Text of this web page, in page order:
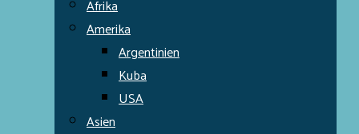
Afrika
Amerika
Argentinien
Kuba
USA
Asien